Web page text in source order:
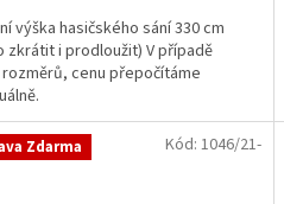
výška hasičského sání 330 cm
zkrátit i prodloužit) V případě
rozměrů, cenu přepočítáme
Zdarma Kód: 1046/21-